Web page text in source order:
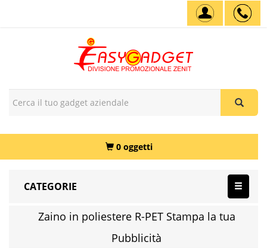
0 oggetti
CATEGORIE
Zaino in poliestere R-PET Stampa la tua
Pubblicità